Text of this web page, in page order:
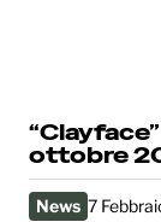
ottobre
News 7